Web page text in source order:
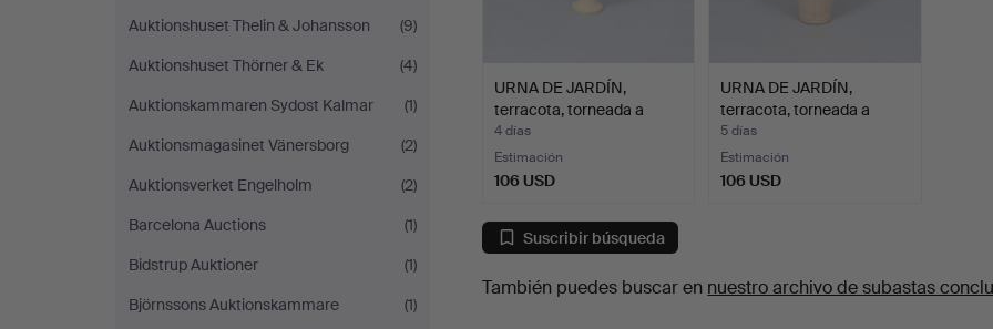
Linköping
Auktionshuset Thelin & Johansson
(9)
Auktionshuset Thörner & Ek
(4)
Auktionskammaren Sydost Kalmar
(1)
Auktionsmagasinet Vänersborg
(2)
Auktionsverket Engelholm
(2)
Barcelona Auctions
(1)
Bidstrup Auktioner
(1)
Björnssons Auktionskammare
(1)
URNA DE JARDÍN,
terracota, torneada a
mano.
4 días
Estimación
106 USD
URNA DE JARDÍN,
terracota, torneada a
mano.
5 días
Estimación
106 USD
Suscribir búsqueda
También puedes buscar en nuestro archivo de subastas